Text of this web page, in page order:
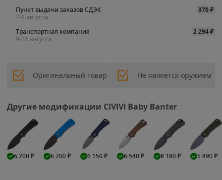
Пункт выдачи заказов СДЭК
370₽
7-8 августа
Транспортная компания
2 294₽
9-11 августа
Оригинальный товар Не является оружием
Другие модификации CIVIVI Baby Banter
6 200₽ 6 200₽ 6 150₽ 6 540₽ 8 180₽ 5 890₽